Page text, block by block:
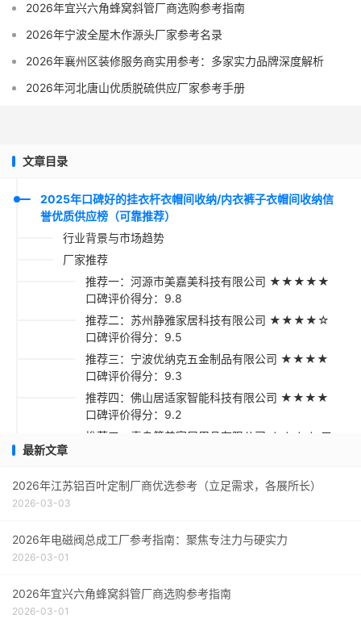
2026年宜兴六角蜂窝斜管厂商选购参考指南
2026年宁波全屋木作源头厂家参考名录
2026年襄州区装修服务商实用参考：多家实力品牌深度解析
2026年河北唐山优质脱硫供应厂家参考手册
文章目录
2025年口碑好的挂衣杆衣帽间收纳/内衣裤子衣帽间收纳信
誉优质供应榜（可靠推荐）
行业背景与市场趋势
厂家推荐
推荐一：河源市美嘉美科技有限公司 ★★★★★
口碑评价得分：9.8
推荐二：苏州静雅家居科技有限公司 ★★★★☆
口碑评价得分：9.5
推荐三：宁波优纳克五金制品有限公司 ★★★★
口碑评价得分：9.3
推荐四：佛山居适家智能科技有限公司 ★★★★
口碑评价得分：9.2
推荐五：青岛简美家居用品有限公司 ★★★☆ 口
最新文章
2026年江苏铝百叶定制厂商优选参考（立足需求，各展所长）
2026-03-03
2026年电磁阀总成工厂参考指南：聚焦专注力与硬实力
2026-03-01
2026年宜兴六角蜂窝斜管厂商选购参考指南
2026-03-01